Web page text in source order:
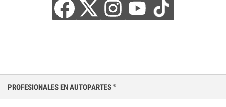
PROFESIONALES EN AUTOPARTES ®